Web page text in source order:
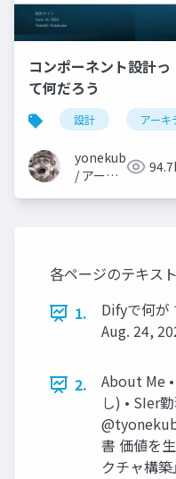
コンポーネント設計っ
て何だろう
設計 アーキ
yonekubo
/ アーキ
各ページのテキスト
1.
Difyで何が
Aug. 24,
2.
About Me
し) • SIer
書 価値を
クチャ構築